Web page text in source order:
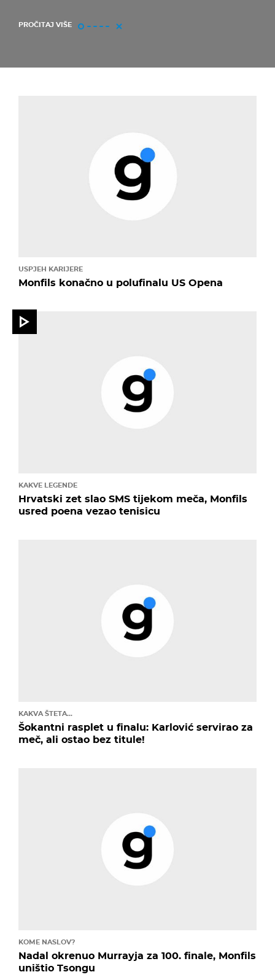
PROČITAJ VIŠE
USPJEH KARIJERE
Monfils konačno u polufinalu US Opena
KAKVE LEGENDE
Hrvatski zet slao SMS tijekom meča, Monfils
usred poena vezao tenisicu
KAKVA ŠTETA...
Šokantni rasplet u finalu: Karlović servirao za
meč, ali ostao bez titule!
KOME NASLOV?
Nadal okrenuo Murrayja za 100. finale, Monfils
uništio Tsongu